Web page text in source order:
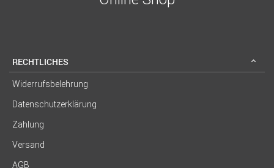
RECHTLICHES
Widerrufsbelehrung
Datenschutzerklärung
Zahlung
Versand
AGB